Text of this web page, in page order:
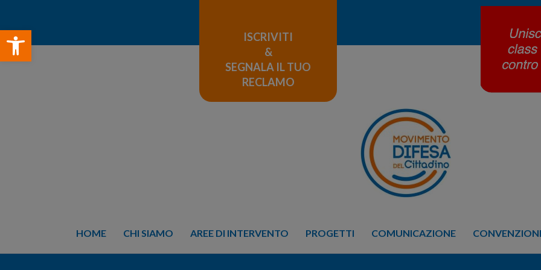
Open toolbar
ISCRIVITI
&
SEGNALA IL TUO
RECLAMO
HOME CHI SIAMO AREE DI INTERVENTO PROGETTI COMUNICAZIONE